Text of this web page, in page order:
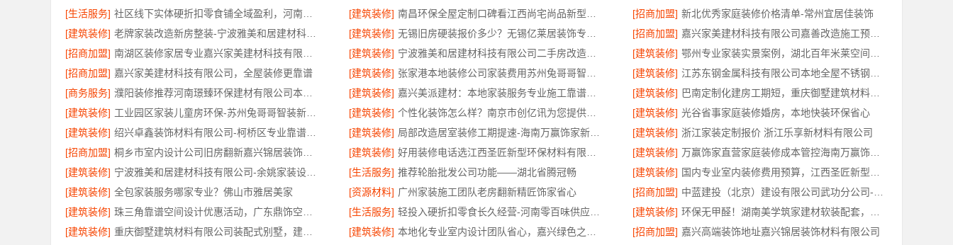
[生活服务]
[建筑装修] [招商加盟] 新北优秀家庭装修价格清单-常州宜居佳装饰
[建筑装修]
[建筑装修] [招商加盟]
[招商加盟]
[建筑装修] [建筑装修]
[招商加盟] 嘉兴家美建材科技有限公司，全屋装修更靠谱 [建筑装修] [建筑装修]
[商务服务]
[建筑装修] [建筑装修]
[建筑装修]
[建筑装修] [建筑装修] 光谷省事家庭装修婚房，本地快装环保省心
[建筑装修]
[建筑装修] [建筑装修] 浙江家装定制报价 浙江乐享新材料有限公司
[招商加盟]
[建筑装修] [建筑装修]
[建筑装修]
[生活服务] 推荐轮胎批发公司功能——湖北省腾冠畅 [建筑装修]
[建筑装修] 全包家装服务哪家专业？佛山市雅居美家 [资源材料] 广州家装施工团队老房翻新精匠饰家省心 [招商加盟]
[建筑装修]
[生活服务] [建筑装修]
[建筑装修]
[建筑装修] [招商加盟] 嘉兴高端装饰地址嘉兴锦居装饰材料有限公司